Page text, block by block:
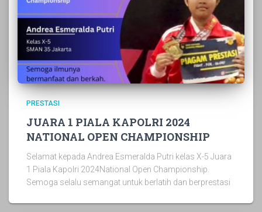
PRESTASI
JUARA 1 PIALA KAPOLRI 2024
NATIONAL OPEN CHAMPIONSHIP
Selamat kepada Andrea Esmeralda Putri kelas X-5 Juara
1 Piala Kapolri 2024National Open Championship.
Semoga selalu semangat untuk berlatih dan berprestasi